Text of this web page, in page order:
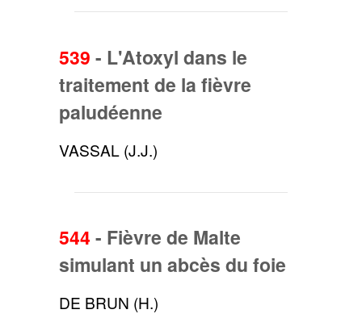
539 - L'Atoxyl dans le
traitement de la fièvre
paludéenne
VASSAL (J.J.)
544 - Fièvre de Malte
simulant un abcès du foie
DE BRUN (H.)